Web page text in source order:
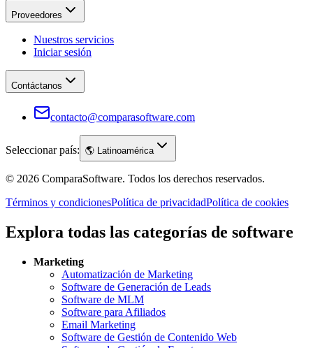
Proveedores
Nuestros servicios
Iniciar sesión
Contáctanos
contacto@comparasoftware.com
Seleccionar país: 🌎 Latinoamérica
© 2026 ComparaSoftware. Todos los derechos reservados.
Términos y condicionesPolítica de privacidadPolítica de cookies
Explora todas las categorías de software
Marketing
Automatización de Marketing
Software de Generación de Leads
Software de MLM
Software para Afiliados
Email Marketing
Software de Gestión de Contenido Web